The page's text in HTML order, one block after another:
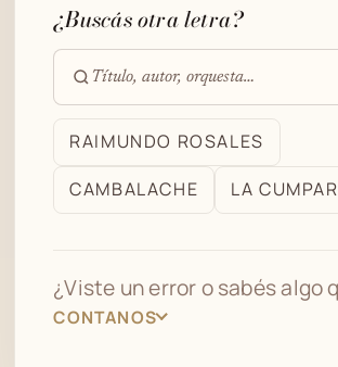
¿Buscás otra letra?
Buscar
en
archivo
RAIMUNDO ROSALES
CAMBALACHE
LA
¿Viste un error o sabés algo
CONTANOS